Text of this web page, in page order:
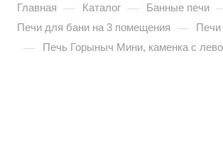
Главная — Каталог — Банные печи
Печи для бани на 3 помещения —
— Печь Горыныч Мини, каменка с